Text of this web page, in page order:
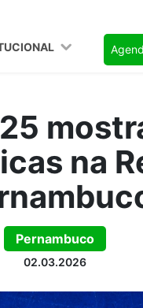
na
Pernambuco
02.03.2026